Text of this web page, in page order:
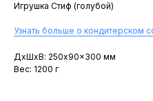
Игрушка Стиф (голубой)
Узнать больше о кондитерском
ДxШxВ: 250x90x300 мм
Вес: 1200 г